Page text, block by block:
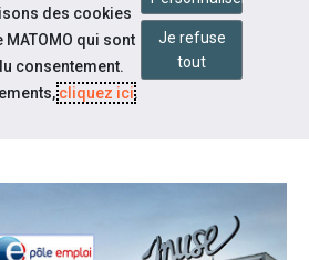
BOUTIQUES
des cookies
qui sont
consentement.
cliquez ici.
Je refuse
tout